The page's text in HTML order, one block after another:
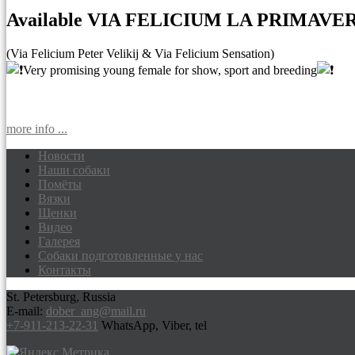
Available VIA FELICIUM LA
(Via Felicium Peter Velikij & Via Felicium Sensation)
Very promising young female for show, sport and breeding
more info ...
Доберманы питомник Via Felicium,
Новости
Наши собаки
Помёты
Вязки
Щенки
Видео
Галерея
Собаки подготовленные у нас
Контакты
St. Petersburg, Russia
E-mail: dober_ang@mail.ru
+7-911-213-22-31 WhatsApp, Viber, tel